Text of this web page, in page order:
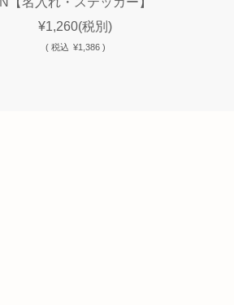
¥1,260(税別)
( 税込 ¥1,386 )